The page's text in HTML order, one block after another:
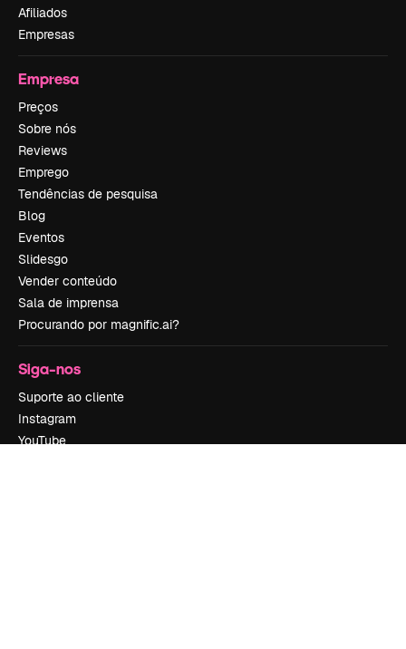
Afiliados
Empresas
Empresa
Preços
Sobre nós
Reviews
Emprego
Tendências de pesquisa
Blog
Eventos
Slidesgo
Vender conteúdo
Sala de imprensa
Procurando por magnific.ai?
Siga-nos
Suporte ao cliente
Instagram
YouTube